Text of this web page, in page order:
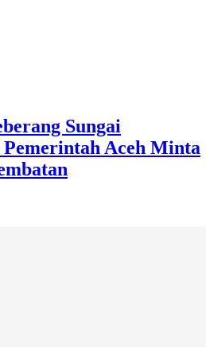
Sungai
Aceh Minta